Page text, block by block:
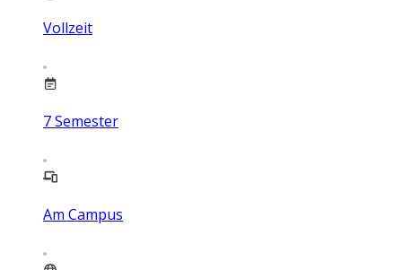
Vollzeit
7Semester
Am Campus